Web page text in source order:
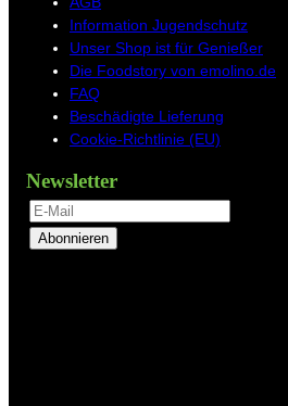
Information Jugendschutz
Unser Shop ist für Genießer
Die Foodstory von emolino.de
FAQ
Beschädigte Lieferung
Cookie-Richtlinie (EU)
Newsletter
Abonnieren